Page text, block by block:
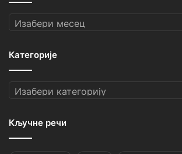
Архиве
Категорије
Категорије
Кључне речи